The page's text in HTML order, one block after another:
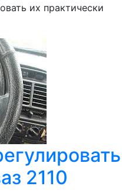
их практически
2110